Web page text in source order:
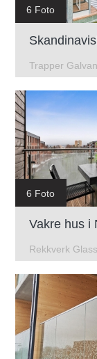
6 Foto
Trapper
6 Foto
Vakre hus i
Rekkverk